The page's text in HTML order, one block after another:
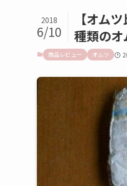
【オム
種類のオ
2018
6/10
商品レビュー オムツ